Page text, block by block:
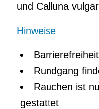
und Calluna
Hinweise
Rundgang
Rauchen ist
gestattet